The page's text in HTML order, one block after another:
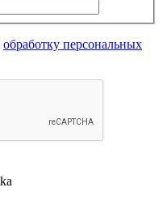
обработку персональных